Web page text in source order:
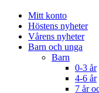
Mitt konto
Höstens nyheter
Vårens nyheter
Barn och unga
Barn
0-3 år
4-6 år
7 år